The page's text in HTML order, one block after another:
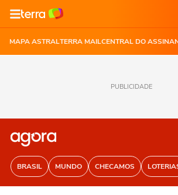
MAPA ASTRALTERRA MAILCENTRAL DO
PUBLICIDADE
BRASIL MUNDO CHECAMOS